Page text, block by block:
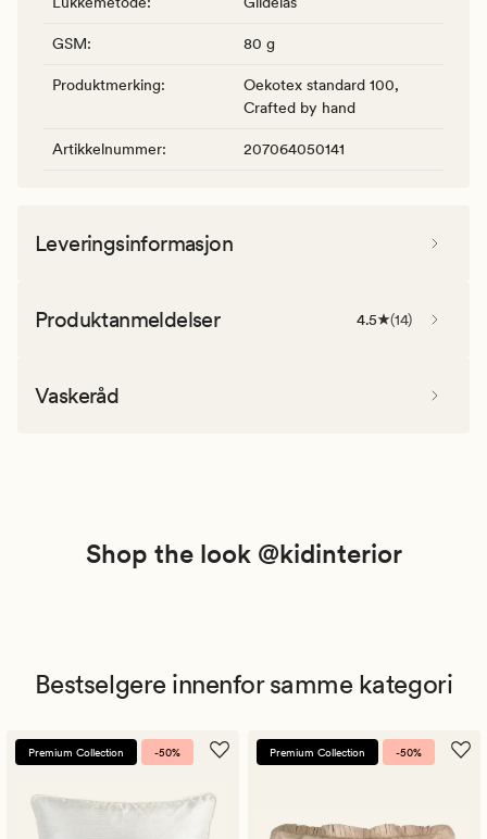
GSM: 80 g
Produktmerking:
Oekotex standard 100,
Crafted by hand
Artikkelnummer: 207064050141
Leveringsinformasjon
Produktanmeldelser 4.5 (14)
Vaskeråd
Shop the look @kidinterior
Bestselgere innenfor samme kategori
Premium Collection -50% Premium Collection -50%